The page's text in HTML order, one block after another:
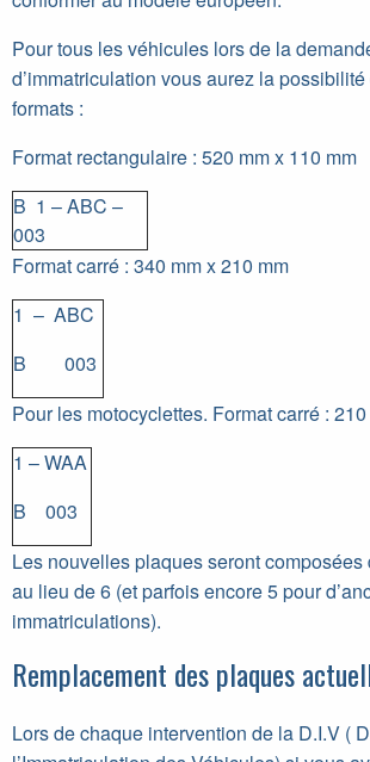
Pour tous les véhicules lors de la
d’immatriculation vous aurez la possibilité
formats :
Format rectangulaire : 520 mm x 110 mm
B 1 – ABC –
003
Format carré : 340 mm x 210 mm
1 – ABC
B 003
Pour les motocyclettes. Format carré :
1 – WAA
B 003
Les nouvelles plaques seront composées
au lieu de 6 (et parfois encore 5 pour
immatriculations).
Remplacement des plaques
Lors de chaque intervention de la D.I.V (